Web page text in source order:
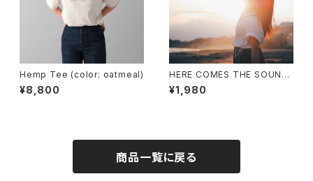
Hemp Tee (color: oatmeal)
¥8,800
HERE COMES THE SOUND!
（CD）
¥1,980
商品一覧に戻る